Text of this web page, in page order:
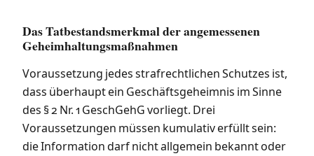
Das Tatbestandsmerkmal der angemessenen
Geheimhaltungsmaßnahmen
Voraussetzung jedes strafrechtlichen Schutzes ist,
dass überhaupt ein Geschäftsgeheimnis im Sinne
des § 2 Nr. 1 GeschGehG vorliegt. Drei
Voraussetzungen müssen kumulativ erfüllt sein:
die Information darf nicht allgemein bekannt oder